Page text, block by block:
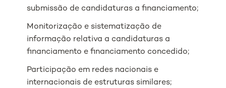
submissão de candidaturas a financiamento;
Monitorização e sistematização de
informação relativa a candidaturas a
financiamento e financiamento concedido;
Participação em redes nacionais e
internacionais de estruturas similares;